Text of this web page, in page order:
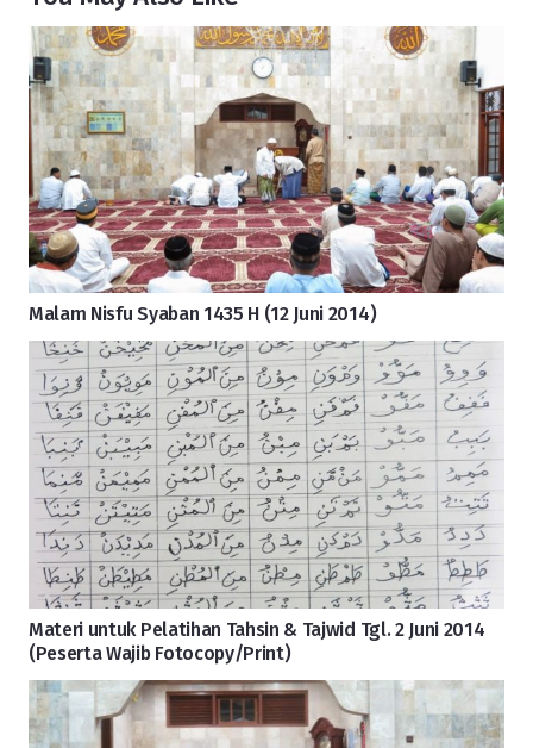
Malam Nisfu Syaban 1435 H (12 Juni 2014)
Materi untuk Pelatihan Tahsin & Tajwid Tgl. 2 Juni 2014
(Peserta Wajib Fotocopy/Print)